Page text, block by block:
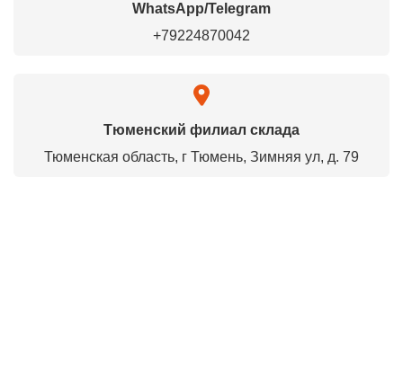
WhatsApp/Telegram
+79224870042
Тюменский филиал склада
Тюменская область, г Тюмень, Зимняя ул, д. 79